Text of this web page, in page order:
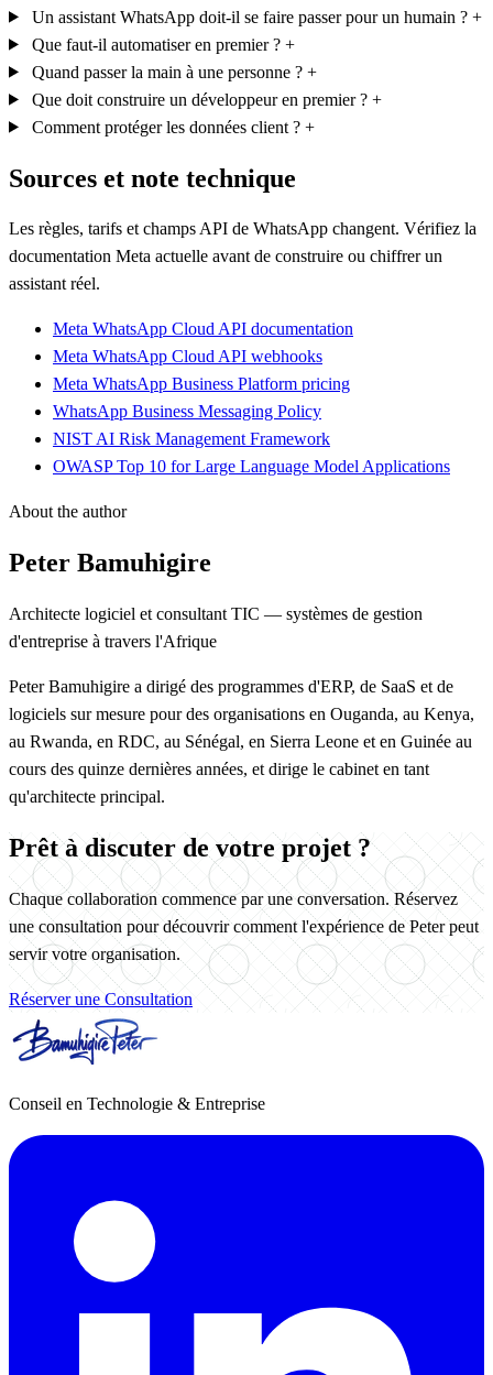
Un assistant WhatsApp doit-il se faire passer pour un humain ? +
Que faut-il automatiser en premier ? +
Quand passer la main à une personne ? +
Que doit construire un développeur en premier ? +
Comment protéger les données client ? +
Sources et note technique
Les règles, tarifs et champs API de WhatsApp changent. Vérifiez la
documentation Meta actuelle avant de construire ou chiffrer un
assistant réel.
Meta WhatsApp Cloud API documentation
Meta WhatsApp Cloud API webhooks
Meta WhatsApp Business Platform pricing
WhatsApp Business Messaging Policy
NIST AI Risk Management Framework
OWASP Top 10 for Large Language Model Applications
About the author
Peter Bamuhigire
Architecte logiciel et consultant TIC — systèmes de gestion
d'entreprise à travers l'Afrique
Peter Bamuhigire a dirigé des programmes d'ERP, de SaaS et de
logiciels sur mesure pour des organisations en Ouganda, au Kenya,
au Rwanda, en RDC, au Sénégal, en Sierra Leone et en Guinée au
cours des quinze dernières années, et dirige le cabinet en tant
qu'architecte principal.
Prêt à discuter de votre projet ?
Chaque collaboration commence par une conversation. Réservez
une consultation pour découvrir comment l'expérience de Peter peut
servir votre organisation.
Réserver une Consultation
Conseil en Technologie & Entreprise